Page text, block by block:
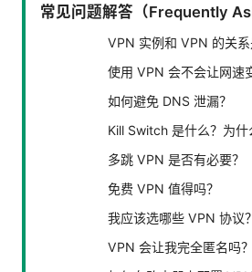
常见问题解答（Frequently
VPN 实例和 VPN 的关系
使用 VPN 会不会让网速
如何避免 DNS 泄漏？
Kill Switch 是什么？为什
多跳 VPN 是否有必要？
免费 VPN 值得吗？
我应该选哪些 VPN 协议？
VPN 会让我完全匿名吗？